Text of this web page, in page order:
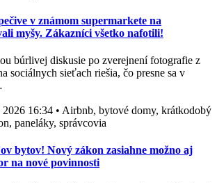
v známom supermarkete na
myšy. Zákazníci všetko nafotili!
búrlivej diskusie po zverejnení fotografie z
sociálnych sieťach riešia, čo presne sa v
2026 16:34 • Airbnb, bytové domy, krátkodobý
paneláky, správcovia
bytov! Nový zákon zasiahne možno aj
na nové povinnosti